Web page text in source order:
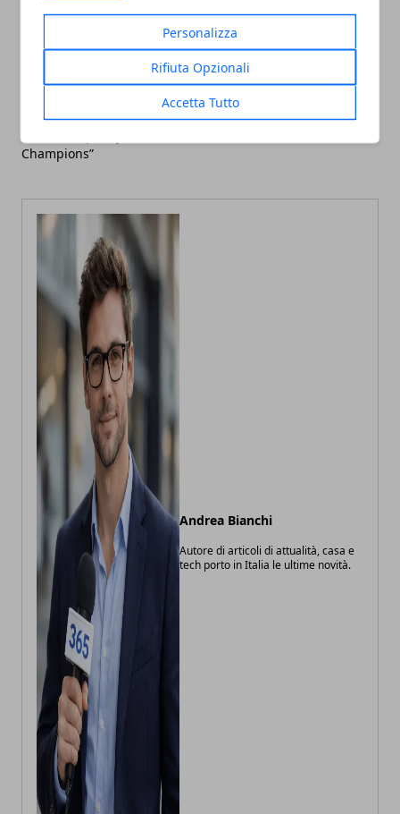
Personalizza
Rifiuta Opzionali
Accetta Tutto
Parità di genere nella
ricerca: la Commissione
europea premia i nuovi
Champions”
Tentata truffa ai danni di
della Polizia a Firenze
Andrea Bianchi
Autore di articoli di attualità, casa e
tech porto in Italia le ultime novità.